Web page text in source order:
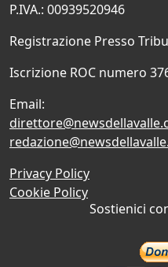
P.IVA.: 00939520946
Registrazione Presso
Iscrizione ROC numero
Email:
Privacy Policy
Cookie Policy
Sostienici